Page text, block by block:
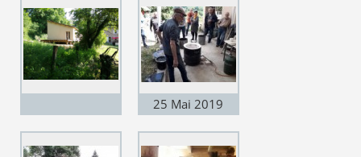
stagiaires !
25 Mai 2019
atelier Raku -